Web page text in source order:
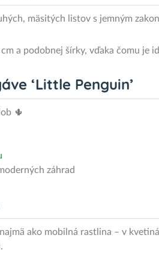
mäsitých listov s jemným
a podobnej šírky, vďaka čomu je
‘Little Penguin’
🌵
záhrad
ako mobilná rastlina – v